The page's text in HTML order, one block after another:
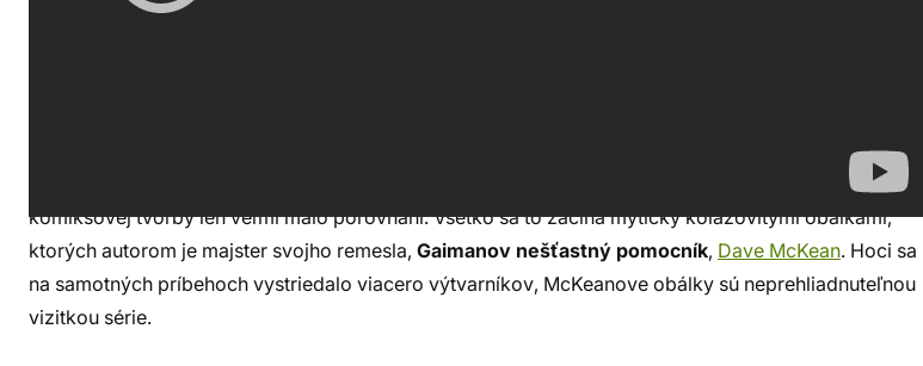
Pasívna úloha hlavného hrdinu je niečo, na čo čitatelia dovtedy neboli veľmi zvyknutí. Ak k tomu
prirátame takmer temne depresívne freudovské pozadie príbehu, dostaneme niečo, čo má vo svete
komiksovej tvorby len veľmi málo porovnaní. Všetko sa to začína mýticky kolážovitými obálkami,
ktorých autorom je majster svojho remesla, Gaimanov nešťastný pomocník, Dave McKean. Hoci sa
na samotných príbehoch vystriedalo viacero výtvarníkov, McKeanove obálky sú neprehliadnuteľnou
vizitkou série.